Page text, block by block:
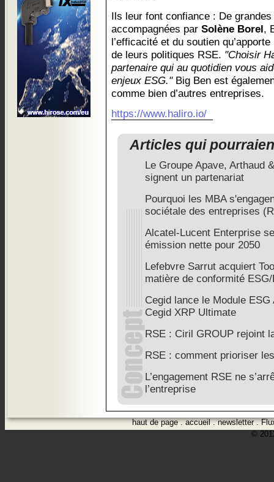
Ils leur font confiance : De
accompagnées par Solène Borel,
l’efficacité et du soutien
de leurs politiques RSE. "Choisir
partenaire qui au quotidien vous
enjeux ESG."Big Ben est
comme bien d’autres entreprises.
https://www.haliro.io/
Articles qui
Le Groupe Apave, Arthaud
signent un partenariat
Pourquoi les MBA
sociétale des entreprises
Alcatel-Lucent Enterprise
émission nette pour 2050
Lefebvre Sarrut acquiert
matière de conformité
Cegid lance le Module
Cegid XRP Ultimate
RSE : Ciril GROUP rejoint
RSE : comment prioriser
L’engagement RSE ne
l’entreprise
haut de page.accueil.newsletter.
©